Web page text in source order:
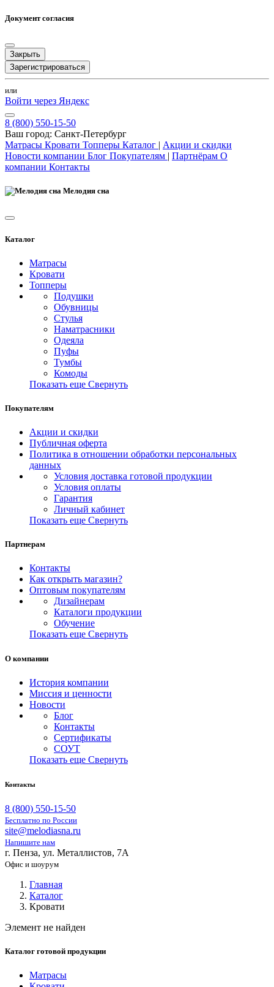
Документ согласия
Закрыть
Зарегистрироваться
или
Войти через Яндекс
8 (800) 550-15-50
Ваш город: Санкт-Петербург
Матрасы Кровати Топперы Каталог | Акции и скидки
Новости компании Блог Покупателям | Партнёрам О
компании Контакты
Мелодия сна
Каталог
Матрасы
Кровати
Топперы
Подушки
Обувницы
Стулья
Наматрасники
Одеяла
Пуфы
Тумбы
Комоды
Показать еще Свернуть
Покупателям
Акции и скидки
Публичная оферта
Политика в отношении обработки персональных
данных
Условия доставка готовой продукции
Условия оплаты
Гарантия
Личный кабинет
Показать еще Свернуть
Партнерам
Контакты
Как открыть магазин?
Оптовым покупателям
Дизайнерам
Каталоги продукции
Обучение
Показать еще Свернуть
О компании
История компании
Миссия и ценности
Новости
Блог
Контакты
Сертификаты
СОУТ
Показать еще Свернуть
Контакты
8 (800) 550-15-50
Бесплатно по России
site@melodiasna.ru
Напишите нам
г. Пенза, ул. Металлистов, 7А
Офис и шоурум
Главная
Каталог
Кровати
Элемент не найден
Каталог готовой продукции
Матрасы